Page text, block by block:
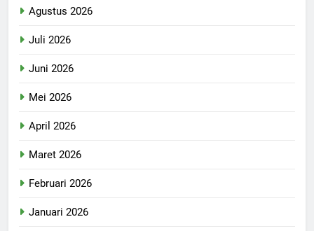
Agustus 2026
Juli 2026
Juni 2026
Mei 2026
April 2026
Maret 2026
Februari 2026
Januari 2026